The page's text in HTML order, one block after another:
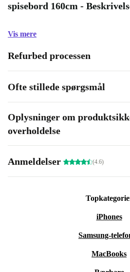
spisebord 160cm -
Vis mere
Refurbed processen
Ofte stillede spørgsmål
Oplysninger om
overholdelse
Anmeldelser (4.6)
iPhones
Samsung-
MacBooks